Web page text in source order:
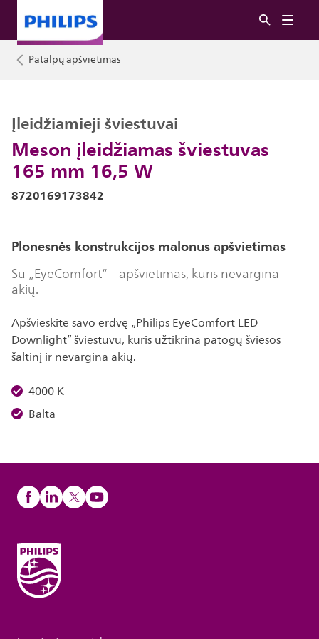
Patalpų apšvietimas
Meson įleidžiamas šviestuvas
165 mm 16,5 W
Įleidžiamieji šviestuvai
8720169173842
Plonesnės konstrukcijos malonus apšvietimas
Su „EyeComfort“ – apšvietimas, kuris nevargina
akių.
Apšvieskite savo erdvę „Philips EyeComfort LED
Downlight” šviestuvu, kuris užtikrina patogų šviesos
šaltinį ir nevargina akių.
4000 K
Balta